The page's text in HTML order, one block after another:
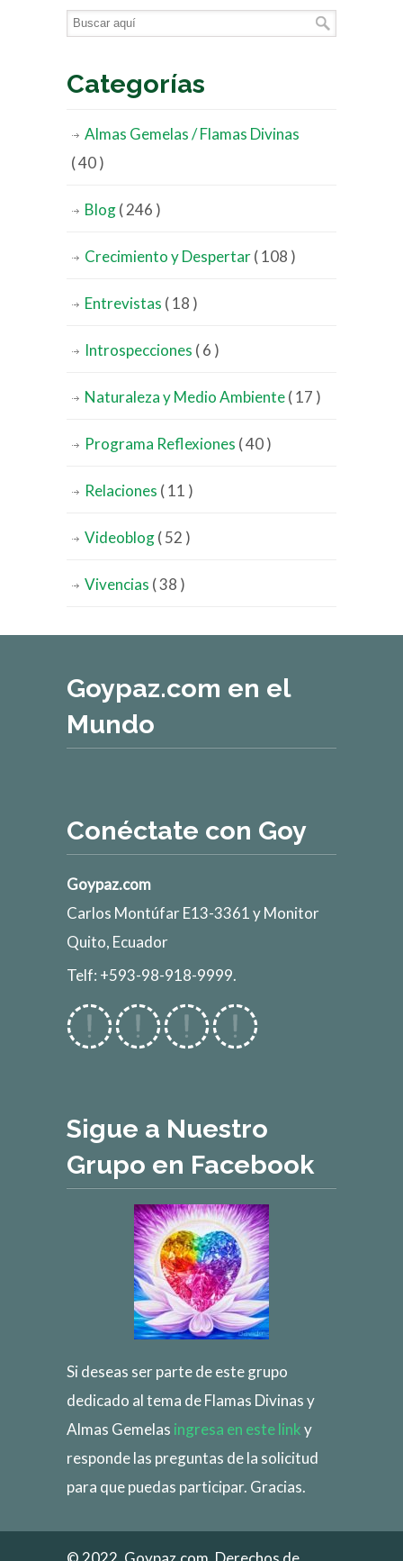
Categorías
Almas Gemelas / Flamas Divinas
( 40 )
Blog( 246 )
Crecimiento y Despertar( 108 )
Entrevistas ( 18 )
Introspecciones ( 6 )
Naturaleza y Medio Ambiente( 17 )
Programa Reflexiones ( 40 )
Relaciones ( 11 )
Videoblog( 52 )
Vivencias ( 38 )
Goypaz.com en el
Mundo
Conéctate con Goy
Goypaz.com
Carlos Montúfar E13-3361 y Monitor
Quito, Ecuador
Telf: +593-98-918-9999.
Sigue a Nuestro
Grupo en Facebook
Si deseas ser parte de este grupo
dedicado al tema de Flamas Divinas y
Almas Gemelas ingresa en este linky
responde las preguntas de la solicitud
para que puedas participar. Gracias.